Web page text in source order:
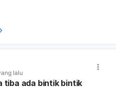
untuk jerawat, tetapi sapu
menambah sumbatan pori.
setiap pagi untuk lindungi
makin gelap. Jika kulit
lalu
tiba ada bintik bintik